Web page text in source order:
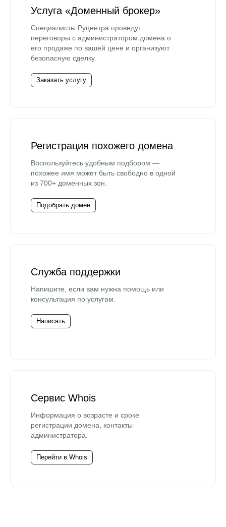
Услуга «Доменный брокер»
Специалисты Руцентра проведут
переговоры с администратором домена о
его продаже по вашей цене и организуют
безопасную сделку.
Заказать услугу
Регистрация похожего домена
Воспользуйтесь удобным подбором —
похожее имя может быть свободно в одной
из 700+ доменных зон.
Подобрать домен
Служба поддержки
Напишите, если вам нужна помощь или
консультация по услугам.
Написать
Сервис Whois
Информация о возрасте и сроке
регистрации домена, контакты
администратора.
Перейти в Whois